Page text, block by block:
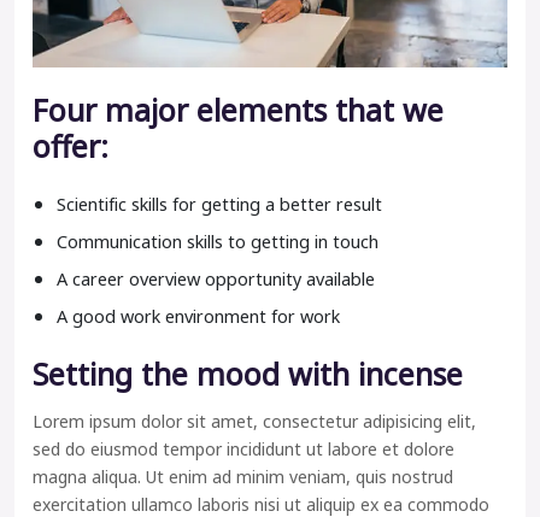
Four major elements that we
offer:
Scientific skills for getting a better result
Communication skills to getting in touch
A career overview opportunity available
A good work environment for work
Setting the mood with incense
Lorem ipsum dolor sit amet, consectetur adipisicing elit,
sed do eiusmod tempor incididunt ut labore et dolore
magna aliqua. Ut enim ad minim veniam, quis nostrud
exercitation ullamco laboris nisi ut aliquip ex ea commodo